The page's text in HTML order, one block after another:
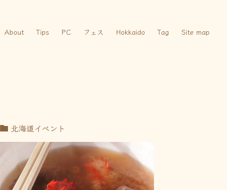
About Tips PC フェス Hokkaido Tag Site map
北海道イベント